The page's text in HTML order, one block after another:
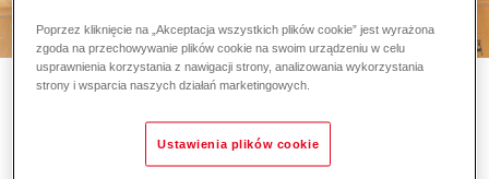
Klient końcowy - Inwestor
dzięki zdecentralizowanym rozwiązaniom z Air-Injector
Poprzez kliknięcie na „Akceptacja wszystkich plików cookie” jest wyrażona
zgoda na przechowywanie plików cookie na swoim urządzeniu w celu
usprawnienia korzystania z nawigacji strony, analizowania wykorzystania
strony i wsparcia naszych działań marketingowych.
Ustawienia plików cookie